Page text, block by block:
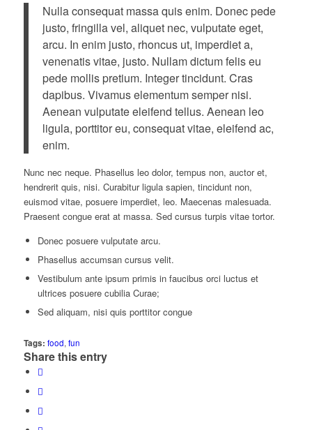
Nulla consequat massa quis enim. Donec pede
justo, fringilla vel, aliquet nec, vulputate eget,
arcu. In enim justo, rhoncus ut, imperdiet a,
venenatis vitae, justo. Nullam dictum felis eu
pede mollis pretium. Integer tincidunt. Cras
dapibus. Vivamus elementum semper nisi.
Aenean vulputate eleifend tellus. Aenean leo
ligula, porttitor eu, consequat vitae, eleifend ac,
enim.
Nunc nec neque. Phasellus leo dolor, tempus non, auctor et,
hendrerit quis, nisi. Curabitur ligula sapien, tincidunt non,
euismod vitae, posuere imperdiet, leo. Maecenas malesuada.
Praesent congue erat at massa. Sed cursus turpis vitae tortor.
Donec posuere vulputate arcu.
Phasellus accumsan cursus velit.
Vestibulum ante ipsum primis in faucibus orci luctus et
ultrices posuere cubilia Curae;
Sed aliquam, nisi quis porttitor congue
Tags: food, fun
Share this entry